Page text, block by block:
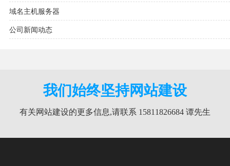
域名主机服务器
公司新闻动态
我们始终坚持网站建设
有关网站建设的更多信息,请联系 15811826684 谭先生